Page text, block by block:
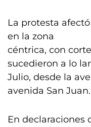
La protesta
en la zona
céntrica, con
sucedieron a lo
Julio, desde la
avenida San Juan.
En declaraciones